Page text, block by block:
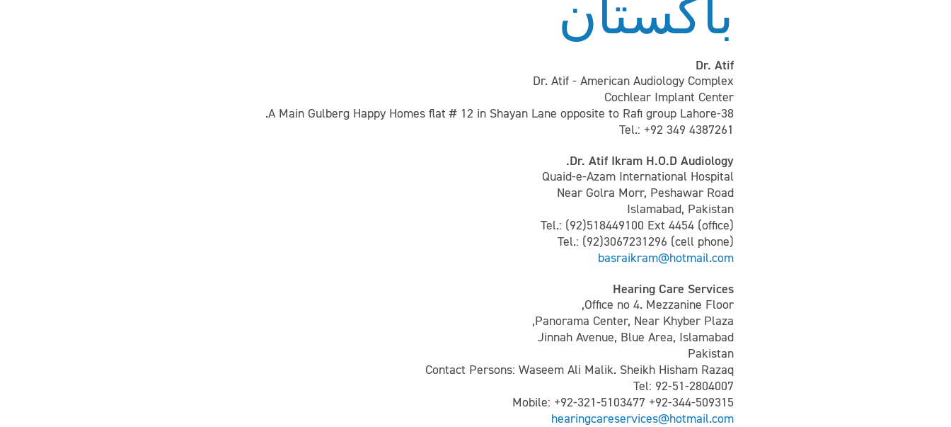
باكستان
Dr. Atif
Dr. Atif - American Audiology Complex
Cochlear Implant Center
38-A Main Gulberg Happy Homes flat # 12 in Shayan Lane opposite to Rafi group Lahore.
Tel.: +92 349 4387261
Dr. Atif Ikram H.O.D Audiology.
Quaid-e-Azam International Hospital
Near Golra Morr, Peshawar Road
Islamabad, Pakistan
Tel.: (92)518449100 Ext 4454 (office)
Tel.: (92)3067231296 (cell phone)
basraikram@hotmail.com
Hearing Care Services
Office no 4. Mezzanine Floor,
Panorama Center, Near Khyber Plaza,
Jinnah Avenue, Blue Area, Islamabad
Pakistan
Contact Persons: Waseem Ali Malik. Sheikh Hisham Razaq
Tel: 92-51-2804007
Mobile: +92-321-5103477 +92-344-509315
hearingcareservices@hotmail.com